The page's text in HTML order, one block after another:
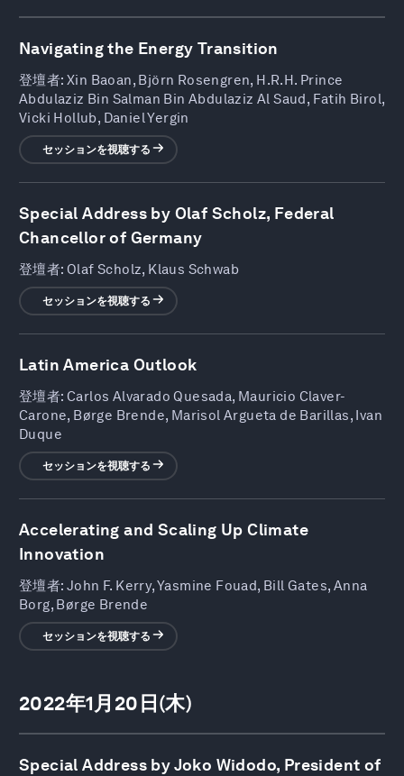
Navigating the Energy Transition
登壇者: Xin Baoan, Björn Rosengren, H.R.H. Prince
Abdulaziz Bin Salman Bin Abdulaziz Al Saud, Fatih Birol,
Vicki Hollub, Daniel Yergin
セッションを視聴する
Special Address by Olaf Scholz, Federal
Chancellor of Germany
登壇者: Olaf Scholz, Klaus Schwab
セッションを視聴する
Latin America Outlook
登壇者: Carlos Alvarado Quesada, Mauricio Claver-
Carone, Børge Brende, Marisol Argueta de Barillas, Ivan
Duque
セッションを視聴する
Accelerating and Scaling Up Climate
Innovation
登壇者: John F. Kerry, Yasmine Fouad, Bill Gates, Anna
Borg, Børge Brende
セッションを視聴する
2022年1月20日(木)
Special Address by Joko Widodo, President of